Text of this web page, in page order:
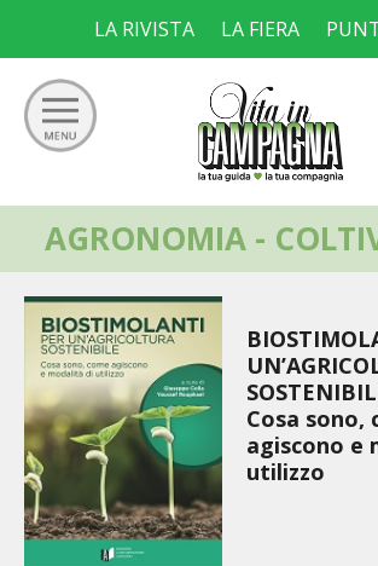
content
LA RIVISTA LA FIERA
per:
GIARDINO
ORTO
FRUTTETO
VIGNETO
ALLEVAMENTI
BIODIVERSITÀ
AGRONOMIA -
Cosa sono,
agiscono e
utilizzo